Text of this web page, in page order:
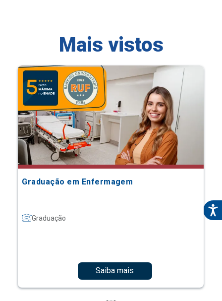
Mais vistos
Graduação em Enfermagem
Graduação
Saiba mais